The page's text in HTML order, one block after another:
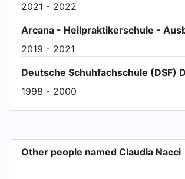
2021 - 2022
2019 - 2021
1998 - 2000
Other people named Claudia Nacci